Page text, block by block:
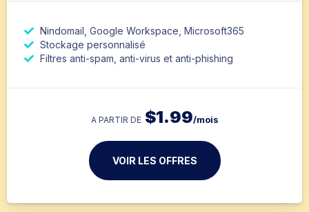
Nindomail, Google Workspace, Microsoft365
Stockage personnalisé
Filtres anti-spam, anti-virus et anti-phishing
A PARTIR DE $1.99/mois
VOIR LES OFFRES